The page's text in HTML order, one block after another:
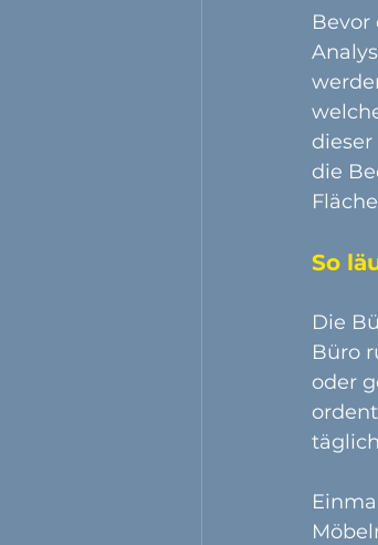
Bevor
die
So
Die
Büro
oder